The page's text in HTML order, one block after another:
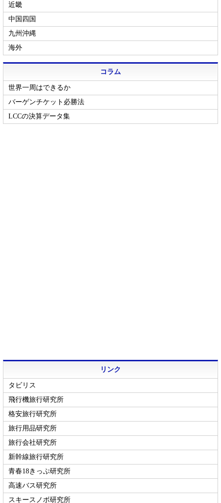
近畿
中国四国
九州沖縄
海外
コラム
世界一周はできるか
バーゲンチケット必勝法
LCCの決算データ集
リンク
タビリス
飛行機旅行研究所
格安旅行研究所
旅行用品研究所
旅行会社研究所
新幹線旅行研究所
青春18きっぷ研究所
高速バス研究所
スキースノボ研究所